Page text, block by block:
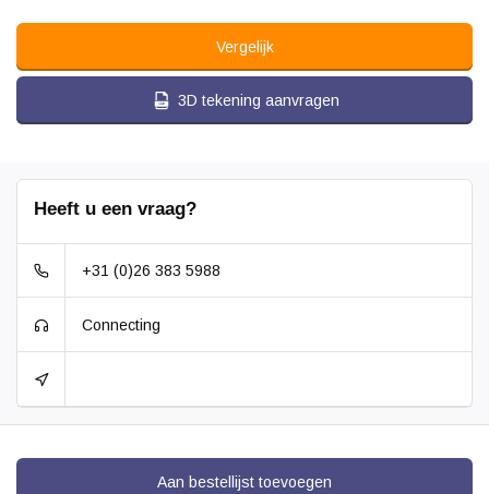
Vergelijk
3D tekening aanvragen
Heeft u een vraag?
+31 (0)26 383 5988
Connecting
Aan bestellijst toevoegen